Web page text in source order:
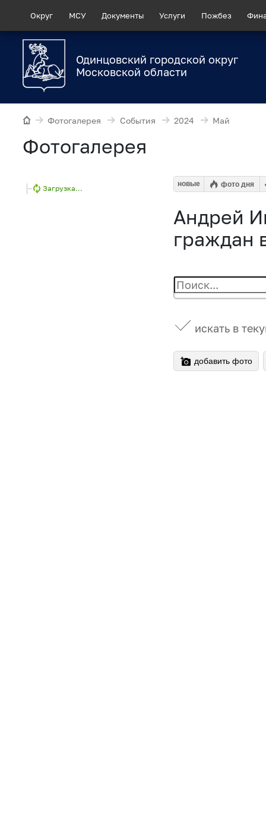
Округ МСУ Документы Услуги Пожбез
Одинцовский городской округ
Московской области
Фотогалерея События 2024 Май
Фотогалерея
Загрузка...
новые фото дня
Андрей
граждан
искать в
добавить фото